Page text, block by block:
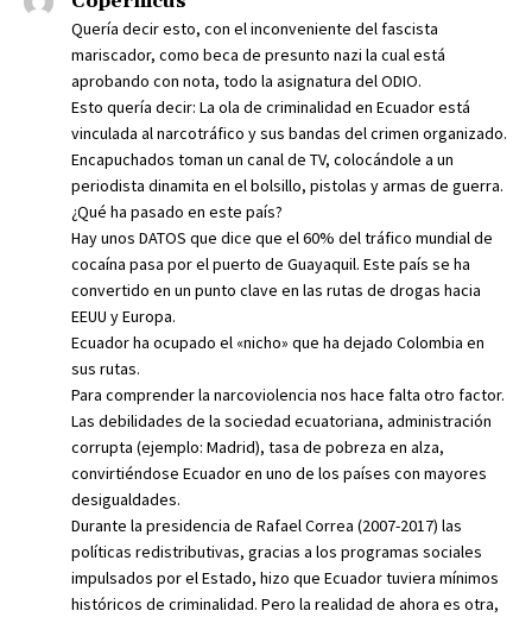
Quería decir esto, con el inconveniente del fascista
mariscador, como beca de presunto nazi la cual está
aprobando con nota, todo la asignatura del ODIO.
Esto quería decir: La ola de criminalidad en Ecuador está
vinculada al narcotráfico y sus bandas del crimen organizado.
Encapuchados toman un canal de TV, colocándole a un
periodista dinamita en el bolsillo, pistolas y armas de guerra.
¿Qué ha pasado en este país?
Hay unos DATOS que dice que el 60% del tráfico mundial de
cocaína pasa por el puerto de Guayaquil. Este país se ha
convertido en un punto clave en las rutas de drogas hacia
EEUU y Europa.
Ecuador ha ocupado el «nicho» que ha dejado Colombia en
sus rutas.
Para comprender la narcoviolencia nos hace falta otro factor.
Las debilidades de la sociedad ecuatoriana, administración
corrupta (ejemplo: Madrid), tasa de pobreza en alza,
convirtiéndose Ecuador en uno de los países con mayores
desigualdades.
Durante la presidencia de Rafael Correa (2007-2017) las
políticas redistributivas, gracias a los programas sociales
impulsados por el Estado, hizo que Ecuador tuviera mínimos
históricos de criminalidad. Pero la realidad de ahora es otra,